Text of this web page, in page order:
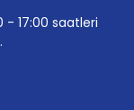
- 17:00 saatleri